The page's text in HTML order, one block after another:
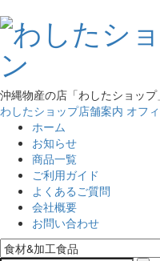
沖縄物産の店「わしたショッ
わしたショップ店舗案内 オフ
ホーム
お知らせ
商品一覧
ご利用ガイド
よくあるご質問
会社概要
お問い合わせ